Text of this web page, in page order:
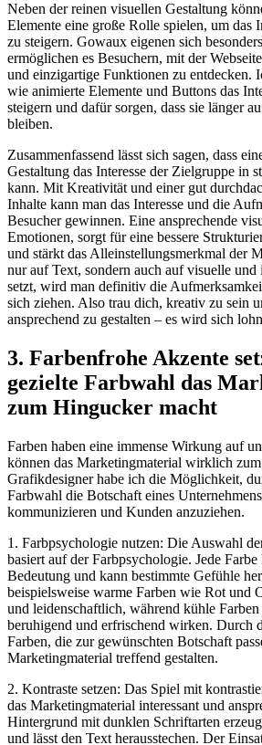
Neben der reinen visuellen Gestaltung
⁣Elemente eine große Rolle spielen, ⁣um ⁢das
zu⁣ steigern. Gowaux eigenen sich
ermöglichen ⁢es⁣ Besuchern, mit der
und einzigartige Funktionen zu ⁣entdecken.
wie animierte Elemente und Buttons das
steigern und ‌dafür sorgen, dass⁢ sie​ länger
bleiben.
Zusammenfassend lässt⁢ sich sagen, dass
Gestaltung‍ das‌ Interesse der Zielgruppe in
kann. Mit Kreativität und einer gut‍
Inhalte kann man das Interesse und‌ die
Besucher gewinnen. Eine⁣ ansprechende
Emotionen,‍ sorgt für ‌eine‌ bessere
und stärkt das Alleinstellungsmerkmal der
nur auf Text, sondern auch auf visuelle⁢ und
setzt,⁣ wird​ man ⁤definitiv die
sich ziehen. Also trau dich, kreativ zu​ sein
ansprechend zu gestalten – es wird ⁣sich
3. ⁢Farbenfrohe Akzente
gezielte Farbwahl‍ das
zum⁤ Hingucker macht
Farben haben eine immense Wirkung auf
können das Marketingmaterial wirklich
Grafikdesigner habe ich die Möglichkeit,
‍Farbwahl‍ die Botschaft eines
kommunizieren ​und ⁢Kunden anzuziehen.
1. Farbpsychologie nutzen: Die⁤ Auswahl
basiert auf der Farbpsychologie. Jede⁤ Farbe
Bedeutung und kann ⁣bestimmte Gefühle
beispielsweise ​warme Farben wie Rot und
und ⁣leidenschaftlich, während kühle
beruhigend und erfrischend wirken.⁣ Durch‍
Farben, die zur gewünschten ⁤Botschaft
Marketingmaterial treffend gestalten.
2. Kontraste⁣ setzen: Das Spiel ‍mit
das Marketingmaterial interessant und
Hintergrund mit dunklen Schriftarten
und lässt ​den Text herausstechen. ​Der